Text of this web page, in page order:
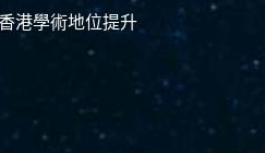
港學術地位提升